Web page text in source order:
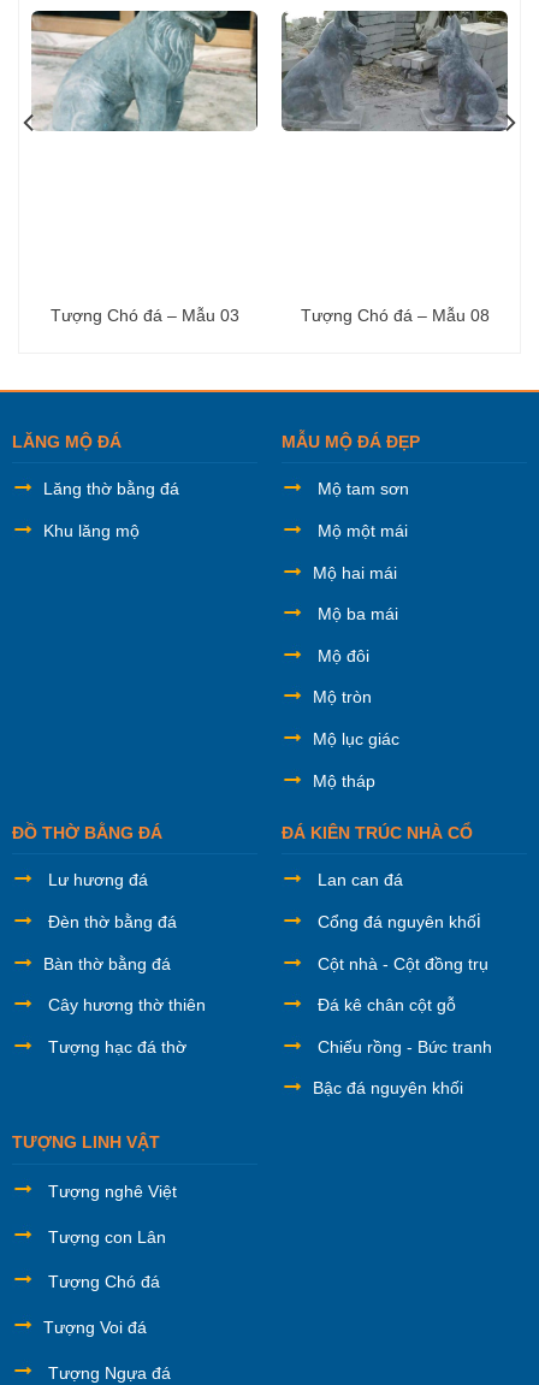
Tượng Chó đá – Mẫu 03 Tượng Chó đá – Mẫu 08
LĂNG MỘ ĐÁ
Lăng thờ bằng đá
Khu lăng mộ
MẪU MỘ ĐÁ ĐẸP
Mộ tam sơn
Mộ một mái
Mộ hai mái
Mộ ba mái
Mộ đôi
Mộ tròn
Mộ lục giác
Mộ tháp
ĐỒ THỜ BẰNG ĐÁ
Lư hương đá
Đèn thờ bằng đá
Bàn thờ bằng đá
Cây hương thờ thiên
Tượng hạc đá thờ
ĐÁ KIÊN TRÚC NHÀ CỔ
Lan can đá
Cổng đá nguyên khối
Cột nhà - Cột đồng trụ
Đá kê chân cột gỗ
Chiếu rồng - Bức tranh
Bậc đá nguyên khối
TƯỢNG LINH VẬT
Tượng nghê Việt
Tượng con Lân
Tượng Chó đá
Tượng Voi đá
Tượng Ngựa đá